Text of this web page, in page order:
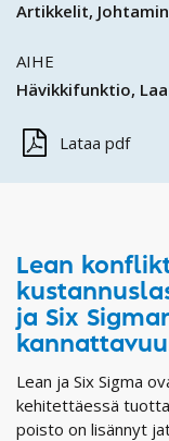
Artikkelit
AIHE
Hävikkifunktio
Lataa pdf
Lean
ja Six
Lean ja Six Sigma
kehitettäessä
poisto on lisännyt